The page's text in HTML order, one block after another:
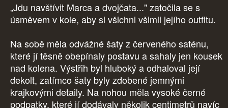
„Jdu navštívit Marca a dvojčata..." zatočila se s
úsměvem v kole, aby si všichni všimli jejího outfitu.
Na sobě měla odvážné šaty z červeného saténu,
které jí těsně obepínaly postavu a sahaly jen kousek
nad kolena. Výstřih byl hluboký a odhaloval její
dekolt, zatímco šaty byly zdobené jemnými
krajkovými detaily. Na nohou měla vysoké černé
podpatky, které jí dodávaly několik centimetrů navíc